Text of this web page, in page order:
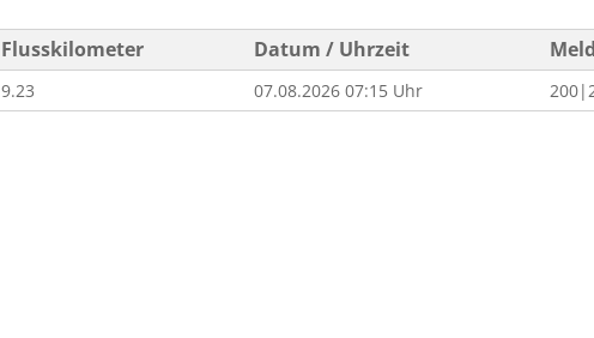
Flusskilometer Datum / Uhrzeit
9.23 07.08.2026 07:15 Uhr